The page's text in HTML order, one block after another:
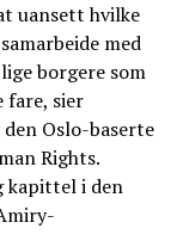
uansett hvilke
med
borgere som
sier
Oslo-baserte
Rights.
kapittel i den